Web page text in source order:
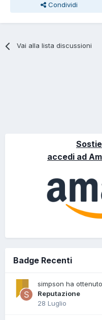
Condividi
Vai alla lista discussioni
accedi ad
Badge Recenti
simpson ha
Reputazione
28 Luglio